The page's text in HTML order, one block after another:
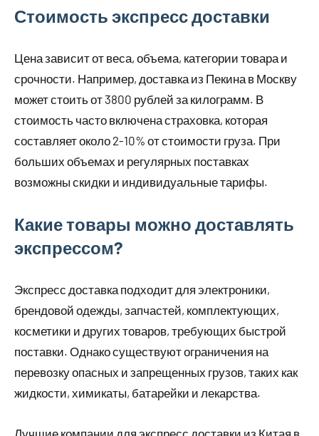
Стоимость экспресс доставки
Цена зависит от веса, объема, категории товара и
срочности. Например, доставка из Пекина в Москву
может стоить от 3800 рублей за килограмм. В
стоимость часто включена страховка, которая
составляет около 2-10% от стоимости груза. При
больших объемах и регулярных поставках
возможны скидки и индивидуальные тарифы.
Какие товары можно доставлять
экспрессом?
Экспресс доставка подходит для электроники,
брендовой одежды, запчастей, комплектующих,
косметики и других товаров, требующих быстрой
поставки. Однако существуют ограничения на
перевозку опасных и запрещенных грузов, таких как
жидкости, химикаты, батарейки и лекарства.